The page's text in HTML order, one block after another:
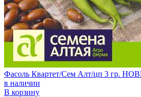
Фасоль Квартет/Сем Алт/цп 3 гр.
в наличии
В корзину